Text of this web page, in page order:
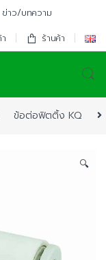
ข่าว/บทความ
ร้านค้า
ข้อต่อฟิตติ้ง KQ
🔍